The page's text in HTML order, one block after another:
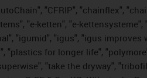
"CFRIP", "chainflex",
"e-ketten", "e-
"igumid", "igus", "igus
"plastics for longer life",
"take the dryway",